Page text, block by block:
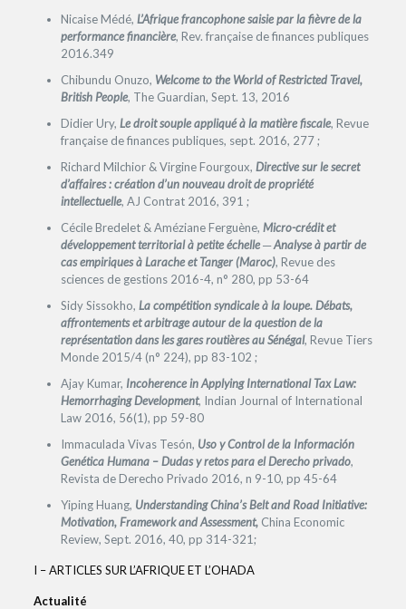
Nicaise Médé, L’Afrique francophone saisie par la fièvre de la
performance financière, Rev. française de finances publiques
2016.349
Chibundu Onuzo, Welcome to the World of Restricted Travel,
British People, The Guardian, Sept. 13, 2016
Didier Ury, Le droit souple appliqué à la matière fiscale, Revue
française de finances publiques, sept. 2016, 277 ;
Richard Milchior & Virgine Fourgoux, Directive sur le secret
d’affaires : création d’un nouveau droit de propriété
intellectuelle, AJ Contrat 2016, 391 ;
Cécile Bredelet & Améziane Ferguène, Micro-crédit et
développement territorial à petite échelle ─ Analyse à partir de
cas empiriques à Larache et Tanger (Maroc), Revue des
sciences de gestions 2016-4, n° 280, pp 53-64
Sidy Sissokho, La compétition syndicale à la loupe. Débats,
affrontements et arbitrage autour de la question de la
représentation dans les gares routières au Sénégal, Revue Tiers
Monde 2015/4 (n° 224), pp 83-102 ;
Ajay Kumar, Incoherence in Applying International Tax Law:
Hemorrhaging Development, Indian Journal of International
Law 2016, 56(1), pp 59-80
Immaculada Vivas Tesón, Uso y Control de la Información
Genética Humana – Dudas y retos para el Derecho privado,
Revista de Derecho Privado 2016, n 9-10, pp 45-64
Yiping Huang, Understanding China’s Belt and Road Initiative:
Motivation, Framework and Assessment,China Economic
Review, Sept. 2016, 40, pp 314-321;
I – ARTICLES SUR L’AFRIQUE ET L’OHADA
Actualité